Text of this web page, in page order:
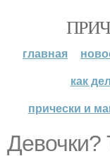
главная
как
прически и
Девочки?